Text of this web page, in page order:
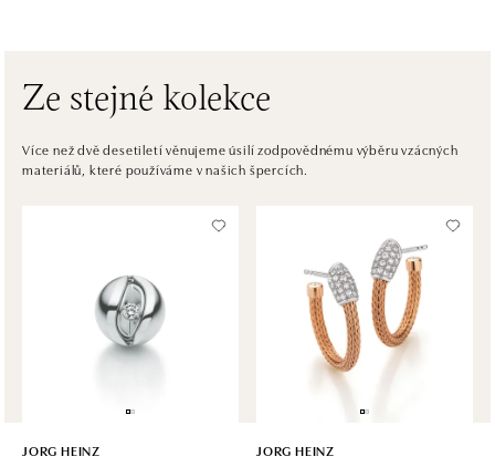
HALADA OC Avion, Bratislava
Ivanská cesta 16, 821 04 Bratislava
tel.: +421 917 090 372
Einsteinova 18, 851 01 Bratislava
tel.: +421 917 090 891
dnes otevřeno od 10:00
Ze stejné kolekce
Více než dvě desetiletí věnujeme úsilí zodpovědnému výběru vzácných
materiálů, které používáme v našich špercích.
JORG HEINZ
JORG HEINZ